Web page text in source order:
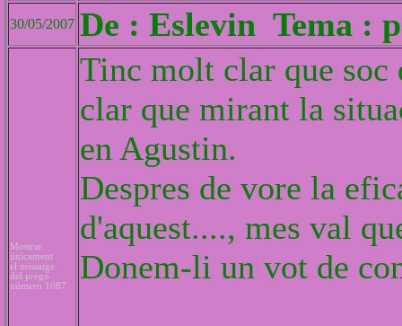
30/05/2007 De : Eslevin Tema :
Mostrar
únicament
el missatge
del pregó
número 1087
Tinc molt clar que soc
clar que mirant la
en Agustin.
Despres de vore la
d'aquest...., mes val
Donem-li un vot de